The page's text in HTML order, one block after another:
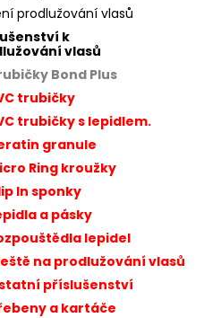
prodlužování vlasů
k
vlasů
Bond Plus
trubičky
trubičky s lepidlem.
granule
Ring kroužky
In sponky
a pásky
lepidel
na prodlužování vlasů
příslušenství
a kartáče
SYSTÉM MODEL HOLLYWOOD
VLASŮ 25 × 20 CM
9 990 Kč